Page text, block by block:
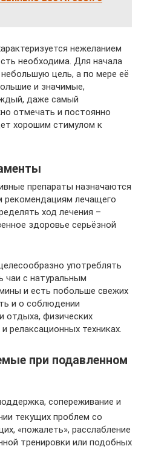
нежеланием
необходима. Для начала
цель, а по мере её
и значимые,
даже самый
отмечать и постоянно
хорошим стимулом к
препараты назначаются
рекомендациям лечащего
ход лечения –
здоровье серьёзной
употреблять
чаи с натуральным
и есть побольше свежих
и о соблюдении
отдыха, физических
релаксационных техниках.
при подавленном
сопереживание и
текущих проблем со
«пожалеть», расслабление
тренировки или подобных